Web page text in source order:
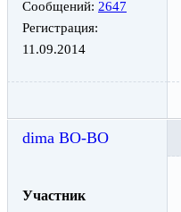
Сообщений: 2647
Регистрация:
11.09.2014
dima BO-BO
Участник